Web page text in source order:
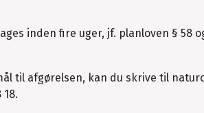
inden fire uger, jf. planloven § 58
til afgørelsen, kan du skrive til
18.